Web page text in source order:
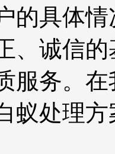
的具体
、诚信
服务。
蚁处理